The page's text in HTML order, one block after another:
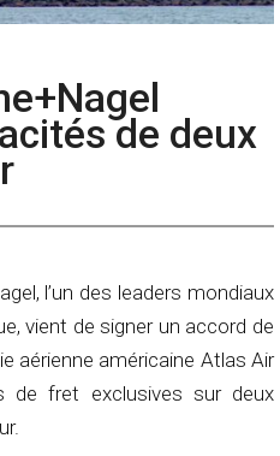
de deux
l’un des leaders mondiaux
vient de signer un accord de
aérienne américaine Atlas Air
de fret exclusives sur deux